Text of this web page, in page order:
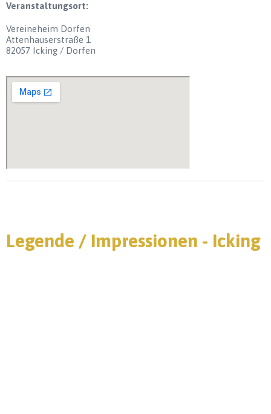
Veranstaltungsort:
Vereineheim Dorfen
Attenhauserstraße 1
82057 Icking / Dorfen
Legende / Impressionen - Icking